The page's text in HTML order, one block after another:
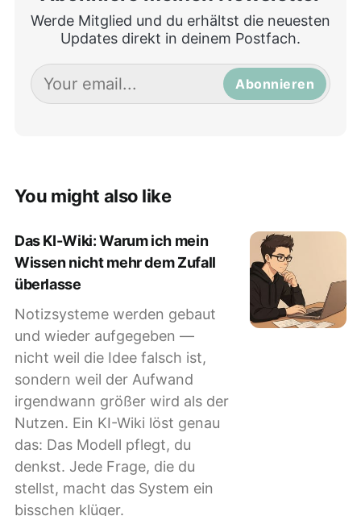
Werde Mitglied und du erhältst die neuesten
Updates direkt in deinem Postfach.
Abonnieren
You might also like
Das KI-Wiki: Warum ich mein
Wissen nicht mehr dem Zufall
überlasse
Notizsysteme werden gebaut
und wieder aufgegeben —
nicht weil die Idee falsch ist,
sondern weil der Aufwand
irgendwann größer wird als der
Nutzen. Ein KI-Wiki löst genau
das: Das Modell pflegt, du
denkst. Jede Frage, die du
stellst, macht das System ein
bisschen klüger.